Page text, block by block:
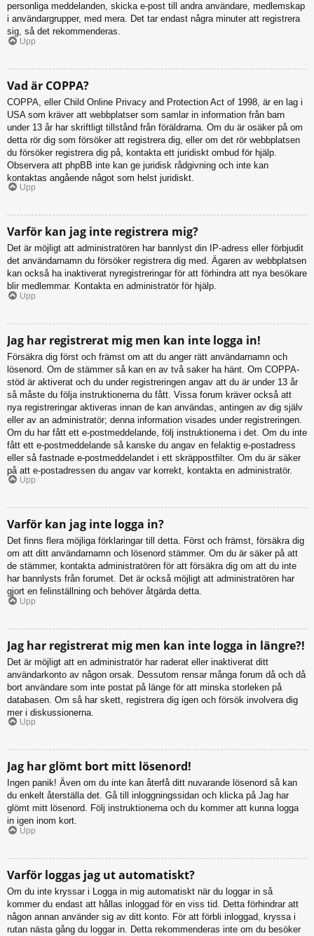
personliga meddelanden, skicka e-post till andra användare, medlemskap
i användargrupper, med mera. Det tar endast några minuter att registrera
sig, så det rekommenderas.
Upp
Vad är COPPA?
COPPA, eller Child Online Privacy and Protection Act of 1998, är en lag i
USA som kräver att webbplatser som samlar in information från barn
under 13 år har skriftligt tillstånd från föräldrarna. Om du är osäker på om
detta rör dig som försöker att registrera dig, eller om det rör webbplatsen
du försöker registrera dig på, kontakta ett juridiskt ombud för hjälp.
Observera att phpBB inte kan ge juridisk rådgivning och inte kan
kontaktas angående något som helst juridiskt.
Upp
Varför kan jag inte registrera mig?
Det är möjligt att administratören har bannlyst din IP-adress eller förbjudit
det användarnamn du försöker registrera dig med. Ägaren av webbplatsen
kan också ha inaktiverat nyregistreringar för att förhindra att nya besökare
blir medlemmar. Kontakta en administratör för hjälp.
Upp
Jag har registrerat mig men kan inte logga in!
Försäkra dig först och främst om att du anger rätt användarnamn och
lösenord. Om de stämmer så kan en av två saker ha hänt. Om COPPA-
stöd är aktiverat och du under registreringen angav att du är under 13 år
så måste du följa instruktionerna du fått. Vissa forum kräver också att
nya registreringar aktiveras innan de kan användas, antingen av dig själv
eller av an administratör; denna information visades under registreringen.
Om du har fått ett e-postmeddelande, följ instruktionerna i det. Om du inte
fått ett e-postmeddelande så kanske du angav en felaktig e-postadress
eller så fastnade e-postmeddelandet i ett skräppostfilter. Om du är säker
på att e-postadressen du angav var korrekt, kontakta en administratör.
Upp
Varför kan jag inte logga in?
Det finns flera möjliga förklaringar till detta. Först och främst, försäkra dig
om att ditt användarnamn och lösenord stämmer. Om du är säker på att
de stämmer, kontakta administratören för att försäkra dig om att du inte
har bannlysts från forumet. Det är också möjligt att administratören har
gjort en felinställning och behöver åtgärda detta.
Upp
Jag har registrerat mig men kan inte logga in längre?!
Det är möjligt att en administratör har raderat eller inaktiverat ditt
användarkonto av någon orsak. Dessutom rensar många forum då och då
bort användare som inte postat på länge för att minska storleken på
databasen. Om så har skett, registrera dig igen och försök involvera dig
mer i diskussionerna.
Upp
Jag har glömt bort mitt lösenord!
Ingen panik! Även om du inte kan återfå ditt nuvarande lösenord så kan
du enkelt återställa det. Gå till inloggningssidan och klicka på Jag har
glömt mitt lösenord. Följ instruktionerna och du kommer att kunna logga
in igen inom kort.
Upp
Varför loggas jag ut automatiskt?
Om du inte kryssar i Logga in mig automatiskt när du loggar in så
kommer du endast att hållas inloggad för en viss tid. Detta förhindrar att
någon annan använder sig av ditt konto. För att förbli inloggad, kryssa i
rutan nästa gång du loggar in. Detta rekommenderas inte om du besöker